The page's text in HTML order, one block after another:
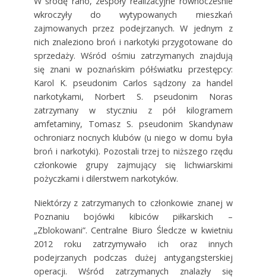
wkroczyły do wytypowanych mieszkań
zajmowanych przez podejrzanych. W jednym z
nich znaleziono broń i narkotyki przygotowane do
sprzedaży. Wśród ośmiu zatrzymanych znajdują
się znani w poznańskim półświatku przestępcy:
Karol K. pseudonim Carlos sądzony za handel
narkotykami, Norbert S. pseudonim Noras
zatrzymany w styczniu z pół kilogramem
amfetaminy, Tomasz S. pseudonim Skandynaw
ochroniarz nocnych klubów (u niego w domu była
broń i narkotyki). Pozostali trzej to niższego rzędu
członkowie grupy zajmujący się lichwiarskimi
pożyczkami i dilerstwem narkotyków.
Niektórzy z zatrzymanych to członkowie znanej w
Poznaniu bojówki kibiców piłkarskich –
„Zblokowani”. Centralne Biuro Śledcze w kwietniu
2012 roku zatrzymywało ich oraz innych
podejrzanych podczas dużej antygangsterskiej
operacji. Wśród zatrzymanych znalazły się